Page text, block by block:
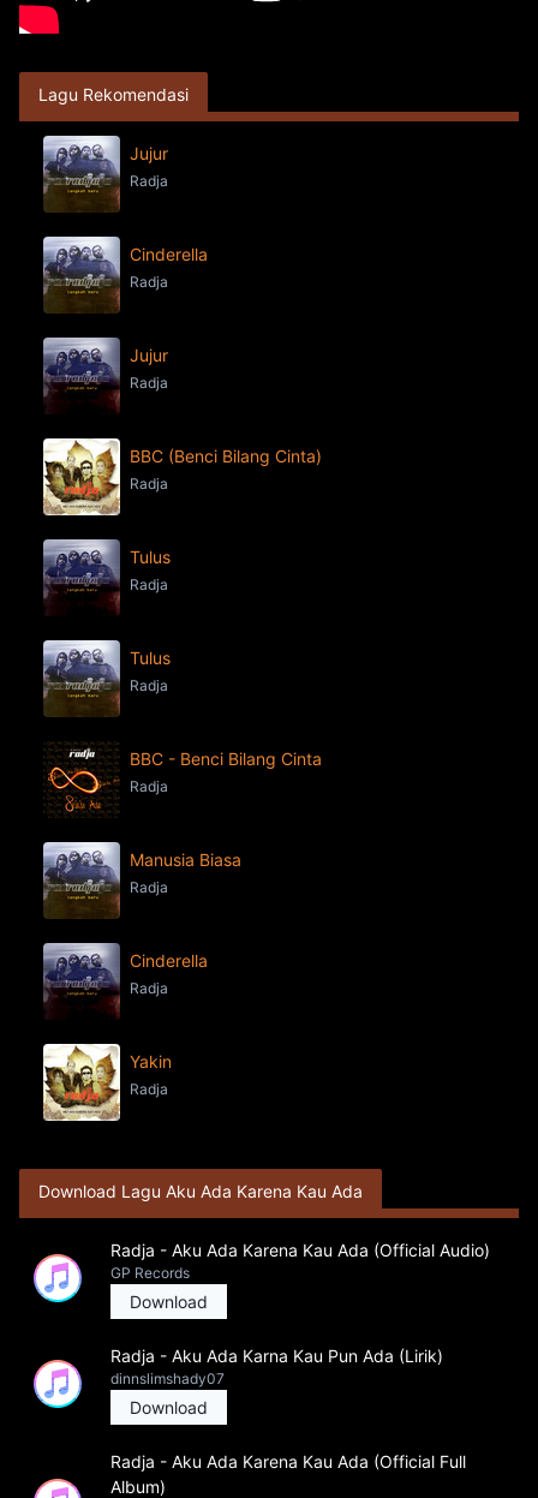
Lagu Rekomendasi
Jujur
Radja
Cinderella
Radja
Jujur
Radja
BBC (Benci Bilang Cinta)
Radja
Tulus
Radja
Tulus
Radja
BBC - Benci Bilang Cinta
Radja
Manusia Biasa
Radja
Cinderella
Radja
Yakin
Radja
Download Lagu Aku Ada Karena Kau Ada
Radja - Aku Ada Karena Kau Ada (Official Audio)
GP Records
Download
Radja - Aku Ada Karna Kau Pun Ada (Lirik)
dinnslimshady07
Download
Radja - Aku Ada Karena Kau Ada (Official Full
Album)